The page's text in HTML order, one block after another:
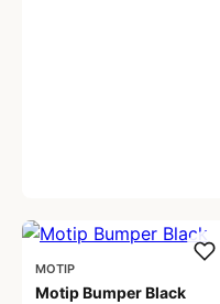
MOTIP
Motip Bumper Black